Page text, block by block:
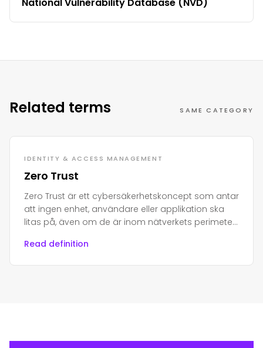
Related terms SAME CATEGORY
IDENTITY & ACCESS MANAGEMENT
Zero Trust
Zero Trust är ett cybersäkerhetskoncept som antar
att ingen enhet, användare eller applikation ska
litas på, även om de är inom nätverkets perimeter.
enhetens hälsa, identitet och kontext.
Read definition